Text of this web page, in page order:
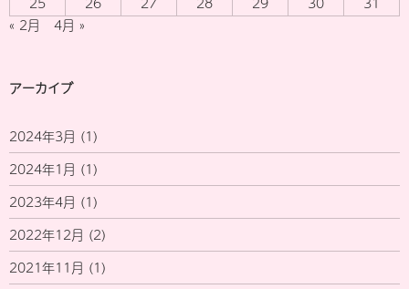
« 2月
4月 »
アーカイブ
2024年3月 (1)
2024年1月 (1)
2023年4月 (1)
2022年12月 (2)
2021年11月 (1)